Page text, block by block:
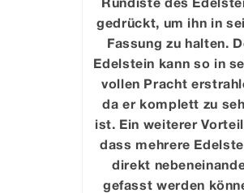
gedrückt, um ihn in
Fassung zu halten.
Edelstein kann so in
vollen Pracht
da er komplett zu
ist. Ein weiterer
dass mehrere
direkt
gefasst werden